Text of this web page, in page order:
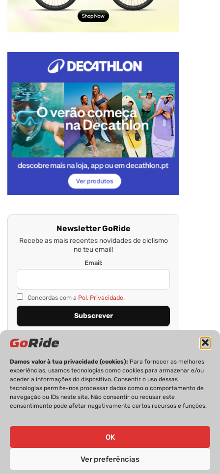
Damos valor à tua privacidade (cookies): Para fornecer as melhores
experiências, usamos tecnologias como cookies para armazenar e/ou
aceder a informações do dispositivo. Consentir o uso dessas
tecnologias permite-nos processar dados como o comportamento de
navegação ou IDs neste site. Não consentir ou recusar este
consentimento pode afetar negativamente certos recursos e funções.
OK
Ver preferências
Newsletter GoRide
Recebe as mais recentes novidades de ciclismo
no teu email!
Email:
Concordas com a Pol. Privacidade.
PRIVACIDADE FICHA TÉCNICA
ESTATUTO EDITORIAL